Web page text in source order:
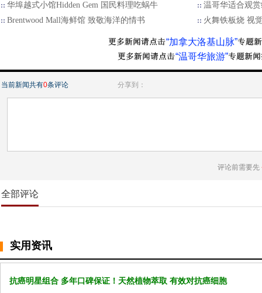
华埠越式小馆Hidden Gem 国民料理吃蜗牛
温哥华适合观
Brentwood Mall海鲜馆 致敬海洋的情书
火舞铁板烧 视
“加拿大洛基山脉”
“温哥华旅游”
当前新闻共有0条评论 分享到：
评论前需要先
全部评论
实用资讯
抗癌明星组合 多年口碑保证！天然植物萃取 有效对抗癌细胞